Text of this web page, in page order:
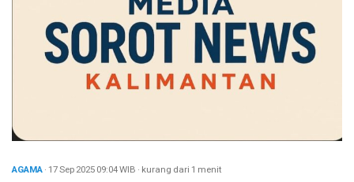
AGAMA· 17 Sep 202509:04WIB · kurang dari 1 menit